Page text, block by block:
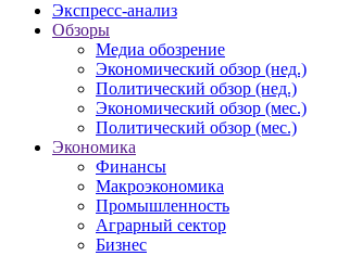
Экспресс-анализ
Обзоры
Медиа обозрение
Экономический обзор (нед.)
Политический обзор (нед.)
Экономический обзор (мес.)
Политический обзор (мес.)
Экономика
Финансы
Макроэкономика
Промышленность
Аграрный сектор
Бизнес